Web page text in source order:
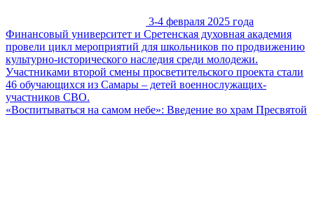
3-4 февраля 2025 года
Финансовый университет и Сретенская духовная академия
провели цикл мероприятий для школьников по продвижению
культурно-исторического наследия среди молодежи.
Участниками второй смены просветительского проекта стали
46 обучающихся из Самары – детей военнослужащих-
участников СВО.
«Воспитываться на самом небе»: Введение во храм Пресвятой